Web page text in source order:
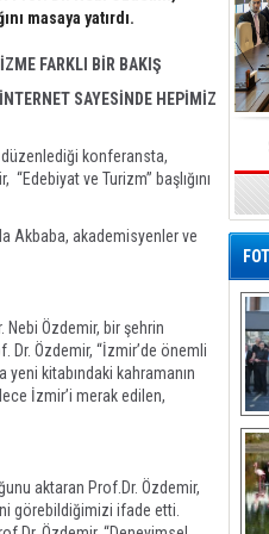
masaya yatırdı.
FARKLI BİR BAKIŞ
SAYESİNDE HEPİMİZ
konferansta,
ve Turizm” başlığını
Akbaba, akademisyenler ve
Özdemir, bir şehrin
Dr. Özdemir, “İzmir’de önemli
kitabındaki kahramanın
İzmir’i merak edilen,
aktaran Prof.Dr. Özdemir,
görebildiğimizi ifade etti.